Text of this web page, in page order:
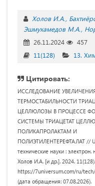
Холов И.А.
Эшмухамедов М.А.
26.11.2024
457
11(128)
13.
Цитировать:
ИССЛЕДОВАНИЕ
ТЕРМОСТАБИЛЬНОСТИ
ЦЕЛЛЮЛОЗЫ В ПРОЦЕССЕ
СИСТЕМЫ ТРИАЦЕТАТ
ПОЛИКАПРОЛАКТАМ И
ПОЛИЭТИЛЕНТЕРЕФТАЛАТ //
технические науки : электрон.
Холов И.А. [и др.]. 2024.
https://7universum.com/ru/
(дата обращения: 07.08.2026).